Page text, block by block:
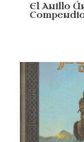
El Anillo